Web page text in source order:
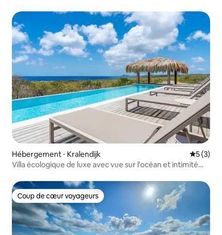
Hébergement ⋅ Kralendijk
5 (3)
Villa écologique de luxe avec vue sur l'océan et intimité
Coup de cœur voyageurs
Coup de cœur voyageurs